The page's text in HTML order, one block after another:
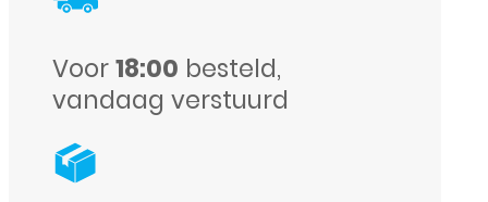
Voor18:00 besteld,
vandaag verstuurd